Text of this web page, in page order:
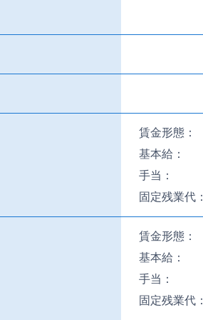
賃金形態：
基本給：
手当：
固定残業代：
賃金形態：
基本給：
手当：
固定残業代：